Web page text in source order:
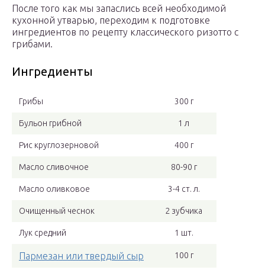
После того как мы запаслись всей необходимой
кухонной утварью, переходим к подготовке
ингредиентов по рецепту классического ризотто с
грибами.
Ингредиенты
Грибы 300 г
Бульон грибной 1 л
Рис круглозерновой 400 г
Масло сливочное 80-90 г
Масло оливковое 3-4 ст. л.
Очищенный чеснок 2 зубчика
Лук средний 1 шт.
Пармезан или твердый сыр 100 г